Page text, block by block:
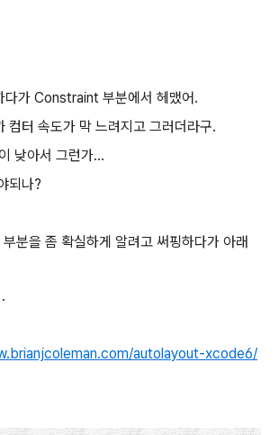
다가 Constraint 부분에서 헤맸어.
컴터 속도가 막 느려지고 그러더라구.
낮아서 그런가...
되나?
분을 좀 확실하게 알려고 써핑하다가 아래
autolayout-xcode6/